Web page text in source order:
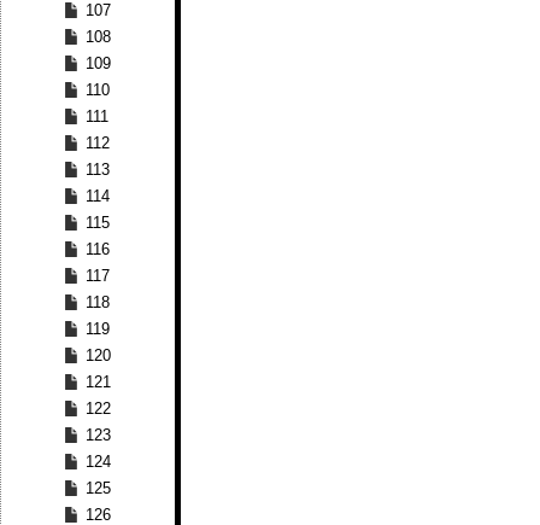
107
108
109
110
111
112
113
114
115
116
117
118
119
120
121
122
123
124
125
126